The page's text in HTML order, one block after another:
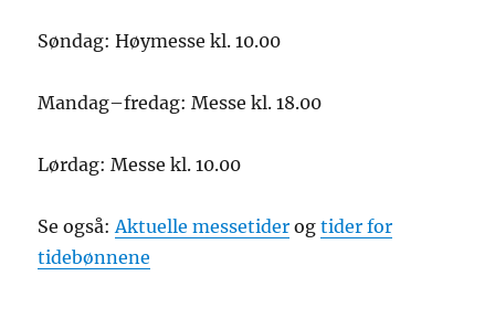
Søndag: Høymesse kl. 10.00
Mandag–fredag: Messe kl. 18.00
Lørdag: Messe kl. 10.00
Se også:Aktuelle messetider ogtider for
tidebønnene